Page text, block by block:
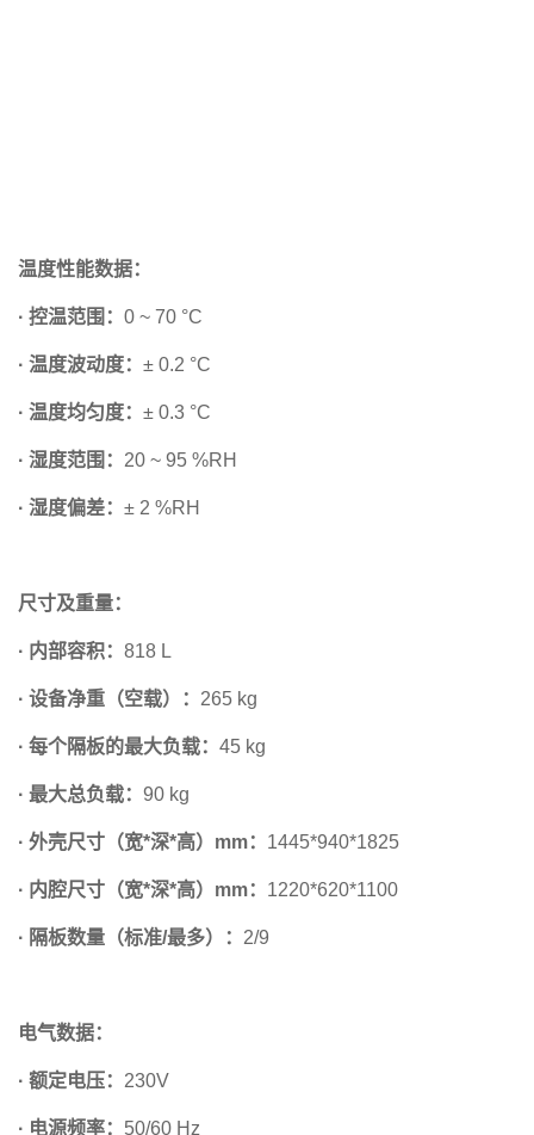
温度性能数据：
· 控温范围： 0 ~ 70 °C
· 温度波动度： ± 0.2 °C
· 温度均匀度： ± 0.3 °C
· 湿度范围： 20 ~ 95 %RH
· 湿度偏差： ± 2 %RH
尺寸及重量：
· 内部容积： 818 L
· 设备净重（空载）： 265 kg
· 每个隔板的最大负载： 45 kg
· 最大总负载： 90 kg
· 外壳尺寸（宽*深*高）mm： 1445*940*1825
· 内腔尺寸（宽*深*高）mm： 1220*620*1100
· 隔板数量（标准/最多）： 2/9
电气数据：
· 额定电压： 230V
· 电源频率： 50/60 Hz